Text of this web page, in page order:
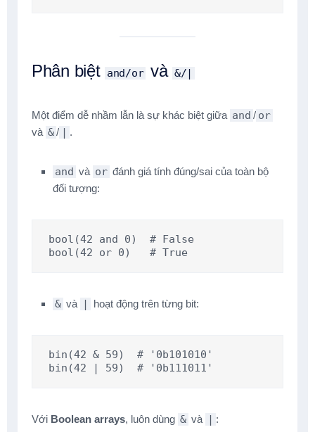
Phân biệt and/or và &/|
Một điểm dễ nhầm lẫn là sự khác biệt giữa and / or
và &/ | .
and và or đánh giá tính đúng/sai của toàn bộ
đối tượng:
bool(42 and 0)  # False
bool(42 or 0)   # True
& và | hoạt động trên từng bit:
bin(42 & 59)  # '0b101010'
bin(42 | 59)  # '0b111011'
Với Boolean arrays, luôn dùng & và | :